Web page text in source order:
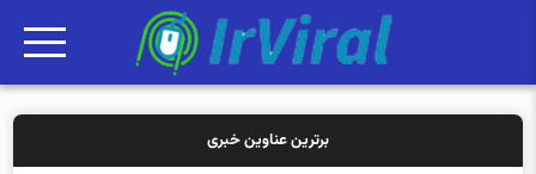
برترین عناوین خبری